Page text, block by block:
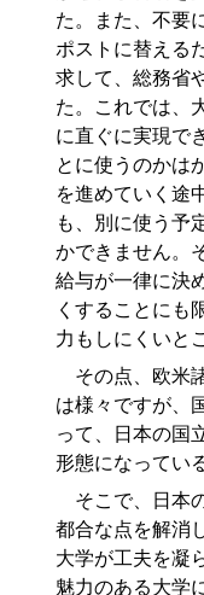
た。また、不要
ポストに替える
求して、総務省
た。これでは、
に直ぐに実現で
とに使うのかは
を進めていく途
も、別に使う予
かできません。
給与が一律に決
くすることにも
力もしにくいと
その点、欧米
は様々ですが、
って、日本の国
形態になってい
そこで、日本
都合な点を解消
大学が工夫を凝
魅力のある大学